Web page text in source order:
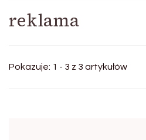
reklama
Pokazuje: 1 - 3 z 3 artykułów